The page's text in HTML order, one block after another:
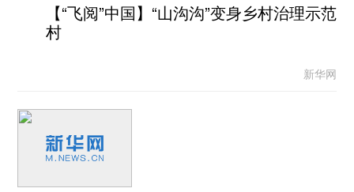
【“飞阅”中国】“山沟沟”变身乡村治理示范
村
新华网